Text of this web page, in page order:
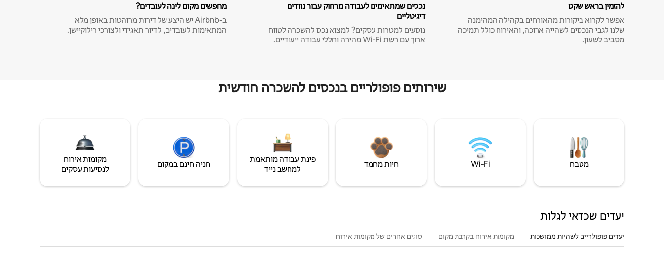
להזמין בראש שקט
אפשר לקרוא ביקורות מהאורחים בקהילה המהימנה
שלנו לגבי הנכסים לשהייה ארוכה, והאירוח כולל תמיכה
מסביב לשעון.
נכסים שמתאימים לעבודה מרחוק עבור נוודים
דיגיטליים
נוסעים למטרות עסקים? למצוא נכס להשכרה לטווח
ארוך עם רשת Wi-Fi מהירה וחללי עבודה ייעודיים.
מחפשים מקום לינה לעובדים?
ב-Airbnb יש היצע של דירות מרוהטות באופן מלא
המתאימות לעובדים, לדיור תאגידי ולצורכי רילוקיישן.
שירותים פופולריים בנכסים להשכרה חודשית
מטבח Wi‑Fi חיות מחמד
פינת עבודה מותאמת
למחשב נייד
חניה חינם במקום
מקומות אירוח
לנסיעות עסקים
יעדים שכדאי לגלות
יעדים פופולריים לשהיות ממושכות מקומות אירוח בקרבת מקום סוגים אחרים של מקומות אירוח